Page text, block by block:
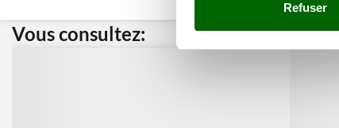
Refuser
Vous consultez: Nos